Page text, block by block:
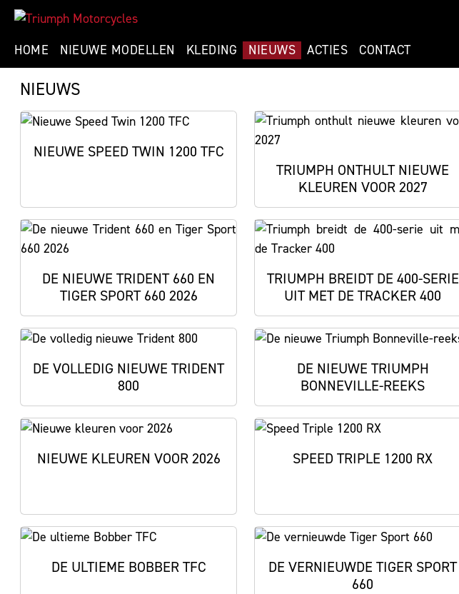
HOME NIEUWE MODELLEN KLEDING NIEUWS ACTIES CONTACT
NIEUWS
NIEUWE SPEED TWIN 1200 TFC
TRIUMPH ONTHULT NIEUWE
KLEUREN VOOR 2027
DE NIEUWE TRIDENT 660 EN
TIGER SPORT 660 2026
TRIUMPH BREIDT DE 400-SERIE
UIT MET DE TRACKER 400
DE VOLLEDIG NIEUWE TRIDENT
800
DE NIEUWE TRIUMPH
BONNEVILLE-REEKS
NIEUWE KLEUREN VOOR 2026
SPEED TRIPLE 1200 RX
DE ULTIEME BOBBER TFC
DE VERNIEUWDE TIGER SPORT
660